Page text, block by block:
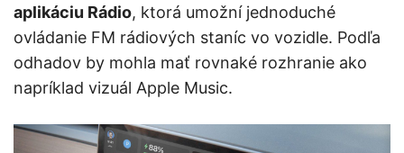
aplikáciu Rádio, ktorá umožní jednoduché
ovládanie FM rádiových staníc vo vozidle. Podľa
odhadov by mohla mať rovnaké rozhranie ako
napríklad vizuál Apple Music.